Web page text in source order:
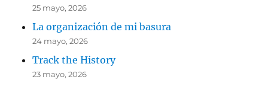
25 mayo, 2026
La organización de mi basura
24 mayo, 2026
Track the History
23 mayo, 2026